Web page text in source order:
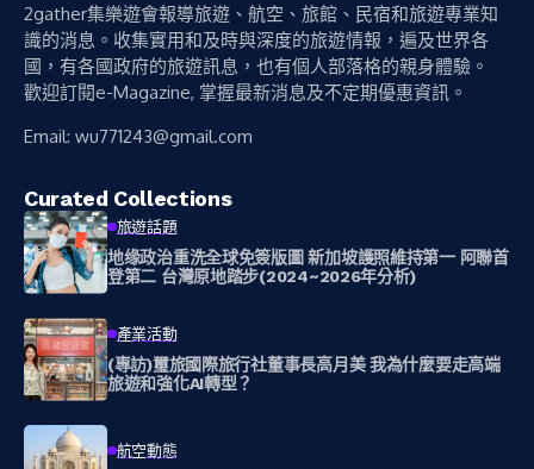
2gather集樂遊會報導旅遊、航空、旅館、民宿和旅遊專業知
識的消息。收集實用和及時與深度的旅遊情報，遍及世界各
國，有各國政府的旅遊訊息，也有個人部落格的親身體驗。
歡迎訂閱e-Magazine, 掌握最新消息及不定期優惠資訊。
Email: wu771243@gmail.com
Curated Collections
旅遊話題
地缘政治重洗全球免簽版圖 新加坡護照維持第一 阿聯首
登第二 台灣原地踏步(2024~2026年分析)
產業活動
(專訪)璽旅國際旅行社董事長高月美 我為什麼要走高端
旅遊和強化AI轉型？
航空動態